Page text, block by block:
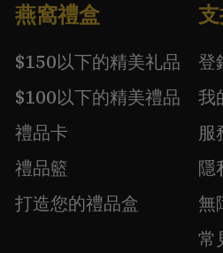
燕窩禮盒
$150以下的精美礼品
$100以下的精美禮品
禮品卡
禮品籃
打造您的禮品盒
登
我
服
隱
無
常